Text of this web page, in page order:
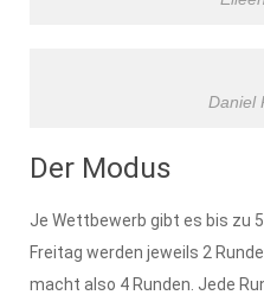
Daniel
Der Modus
Je Wettbewerb gibt es bis zu
Freitag werden jeweils 2
macht also 4 Runden. Jede